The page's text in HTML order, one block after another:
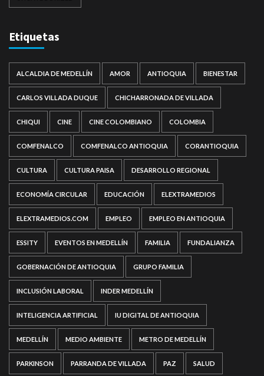
Etiquetas
ALCALDIA DE MEDELLÍN AMOR ANTIOQUIA BIENESTAR
CARLOS VILLADA DUQUE CHICHARRONADA DE VILLADA
CHIQUI CINE CINE COLOMBIANO COLOMBIA
COMFENALCO COMFENALCO ANTIOQUIA CORANTIOQUIA
CULTURA CULTURA PAISA DESARROLLO REGIONAL
ECONOMÍA CIRCULAR EDUCACIÓN ELEXTRAMEDIOS
ELEXTRAMEDIOS.COM EMPLEO EMPLEO EN ANTIOQUIA
ESSITY EVENTOS EN MEDELLÍN FAMILIA FUNDALIANZA
GOBERNACIÓN DE ANTIOQUIA GRUPO FAMILIA
INCLUSIÓN LABORAL INDER MEDELLÍN
INTELIGENCIA ARTIFICIAL IU DIGITAL DE ANTIOQUIA
MEDELLÍN MEDIO AMBIENTE METRO DE MEDELLÍN
PARKINSON PARRANDA DE VILLADA PAZ SALUD